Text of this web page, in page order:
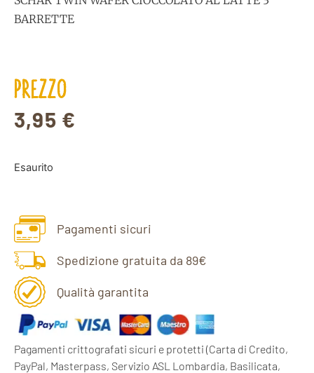
BARRETTE
PREZZO
3,95 €
Esaurito
Pagamenti sicuri
Spedizione gratuita da 89€
Qualità garantita
Pagamenti crittografati sicuri e protetti (Carta di Credito,
PayPal, Masterpass, Servizio ASL Lombardia, Basilicata,